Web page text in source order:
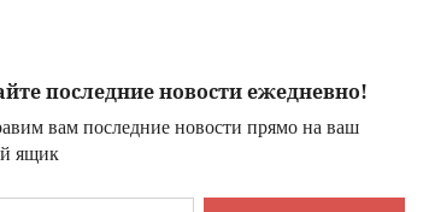
последние новости ежедневно!
вам последние новости прямо на ваш
ящик